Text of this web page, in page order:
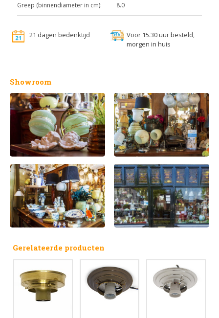
Greep (binnendiameter in cm):
8.0
21 dagen bedenktijd
Voor 15.30 uur besteld,
morgen in huis
Showroom
Gerelateerde producten